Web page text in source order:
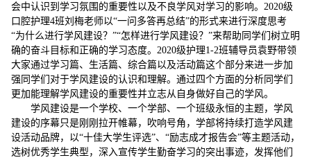
会中认识到学习氛围的重要性以及不良学风对学习的影响。2020级
口腔护理4班刘梅老师以“一问多答再总结”的形式来进行深度思考
“为什么进行学风建设？”“怎样进行学风建设？”来帮助同学们树立明
确的奋斗目标和正确的学习态度。2020级护理1-2班辅导员袁野带领
大家通过学习篇、生活篇、综合篇以及活动篇这个部分来进一步加
强同学们对于学风建设的认识和理解。通过四个方面的分析同学们
更加能理解学风建设的重要性并立志从自身做好自己的学风。
学风建设是一个学校、一个学部、一个班级永恒的主题，学风
建设的序幕只是刚刚拉开帷幕，吹响号角，学部将持续打造学风建
设活动品牌，以“十佳大学生评选”、“励志成才报告会”等主题活动，
选树优秀学生典型，深入宣传学生勤奋学习的突出事迹，发挥他们